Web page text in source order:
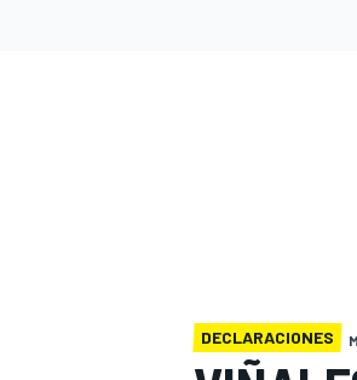
DECLARACIONES